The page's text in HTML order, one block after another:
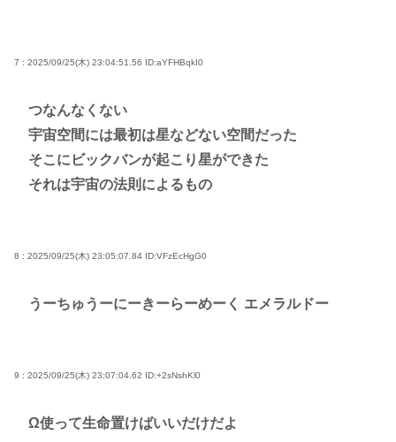
7 : 2025/09/25(木) 23:04:51.56 ID:aYFHBqkI0
つなんなくない
宇宙空間には最初は星などない空間だった
そこにビックバンが起こり星ができた
それは宇宙の法則によるもの
8 : 2025/09/25(木) 23:05:07.84 ID:VFzEcHgG0
うーちゅうーにーきーらーめーく エメラルドー
9 : 2025/09/25(木) 23:07:04.62 ID:+2sNshKl0
Ω使って生命置けばいいだけだよ